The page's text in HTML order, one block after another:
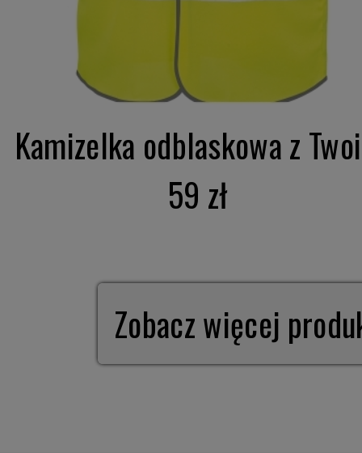
Kamizelka odblaskowa z
59 zł
Zobacz więcej